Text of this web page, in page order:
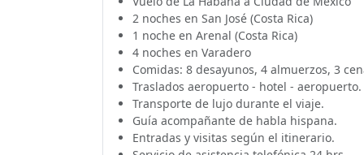
2 noches en San José (Costa Rica)
1 noche en Arenal (Costa Rica)
4 noches en Varadero
Comidas: 8 desayunos, 4 almuerzos, 3
Traslados aeropuerto - hotel - aeropuerto.
Transporte de lujo durante el viaje.
Guía acompañante de habla hispana.
Entradas y visitas según el itinerario.